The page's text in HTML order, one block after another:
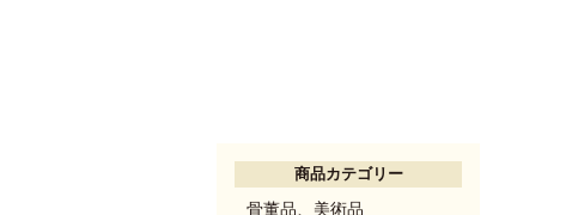
商品カテゴリー
骨董品、美術品